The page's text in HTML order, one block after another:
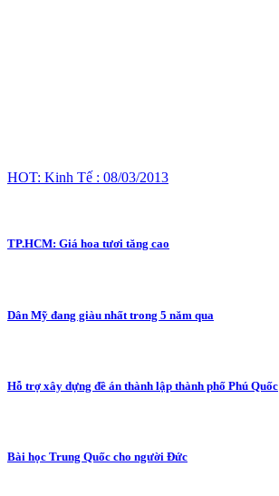
HOT: Kinh Tế : 08/03/2013
TP.HCM: Giá hoa tươi tăng cao
Dân Mỹ đang giàu nhất trong 5 năm qua
Hỗ trợ xây dựng đề án thành lập thành phố Phú Quốc
Bài học Trung Quốc cho người Đức